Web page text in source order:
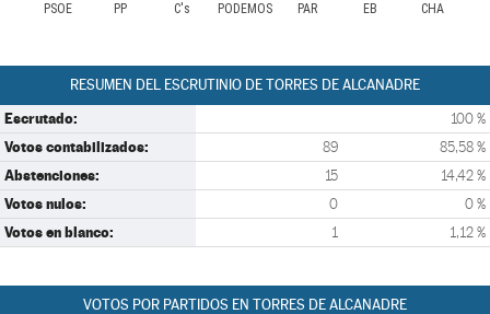
PSOE PP C's PODEMOS PAR EB CHA
RESUMEN DEL ESCRUTINIO DE TORRES DE ALCANADRE
Escrutado: 100 %
Votos contabilizados: 89 85,58 %
Abstenciones: 15 14,42 %
Votos nulos: 0 0 %
Votos en blanco: 1 1,12 %
VOTOS POR PARTIDOS EN TORRES DE ALCANADRE